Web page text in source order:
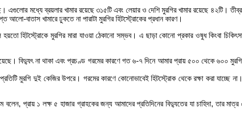
এগুলোর মধ্যে ব্রয়লার খামার রয়েছে ৩১৫টি এবং লেয়ার ও দেশি মুরগির খামার রয়েছে ৪২টি।
আলো-বাতাস খামারে ঢুকতে না পারাটা মুরগির হিটস্ট্রোকের প্রধান কারণ।
হিটস্ট্রোকে মুরগির মারা যাওয়া ঠেকানো সম্ভব। এ ছাড়া কোনো প্রকার ওষুধ কিংবা
রয়েছে। বিদ্যুৎ না থাকা এবং প্রচণ্ড গরমের কারণে গত ৬-৭ দিনে আমার প্রায় ৫০০ থেকে ৬০০
মুরগি দুই কেজির উপরে। গরমের কারণে কোনোভাবেই হিটস্ট্রোক থেকে রক্ষা করা যাচ্ছে
প্রায় ১ লক্ষ ৫ হাজার গ্রাহকের জন্য আমাদের প্রতিদিনের বিদ্যুতের যা চাহিদা, তার